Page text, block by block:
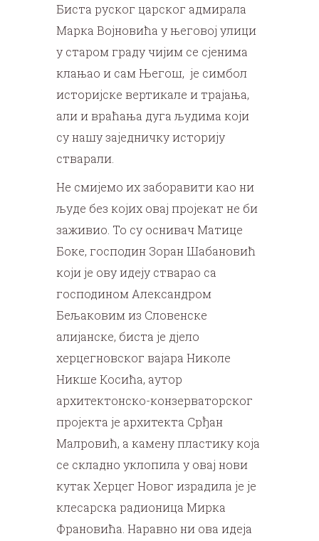
Биста руског царског адмирала
Марка Војновића у његовој улици
у старом граду чијим се сјенима
клањао и сам Његош, је симбол
историјске вертикале и трајања,
али и враћања дуга људима који
су нашу заједничку историју
стварали.
Не смијемо их заборавити као ни
људе без којих овај пројекат не би
заживио. То су оснивач Матице
Боке, господин Зоран Шабановић
који је ову идеју стварао са
господином Александром
Бељаковим из Словенске
алијанске, биста је дјело
херцегновског вајара Николе
Никше Косића, аутор
архитектонско-конзерваторског
пројекта је архитекта Срђан
Малровић, а камену пластику која
се складно уклопила у овај нови
кутак Херцег Новог израдила је је
клесарска радионица Мирка
Франовића. Наравно ни ова идеја